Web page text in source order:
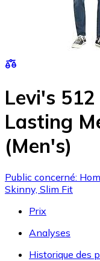
Levi's
Lasting
(Men's)
Public concerné:
Skinny, Slim Fit
Prix
Analyses
Historique des